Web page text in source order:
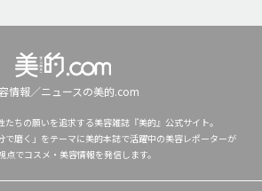
情報／ニュースの美的.com
たちの願いを追求する美容雑誌『美的』公式サイト。
で磨く」をテーマに美的本誌で活躍中の美容レポーターが
点でコスメ・美容情報を発信します。